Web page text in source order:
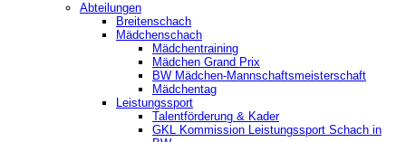
Abteilungen
Breitenschach
Mädchenschach
Mädchentraining
Mädchen Grand Prix
BW Mädchen-Mannschaftsmeisterschaft
Mädchentag
Leistungssport
Talentförderung & Kader
GKL Kommission Leistungssport Schach in